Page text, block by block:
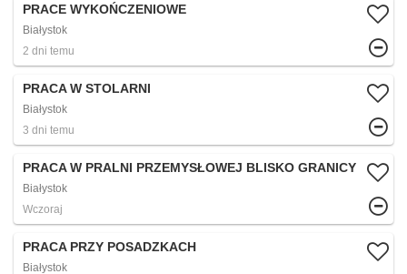
PRACE WYKOŃCZENIOWE
Białystok
2 dni temu
PRACA W STOLARNI
Białystok
3 dni temu
PRACA W PRALNI PRZEMYSŁOWEJ BLISKO GRANICY
Białystok
Wczoraj
PRACA PRZY POSADZKACH
Białystok